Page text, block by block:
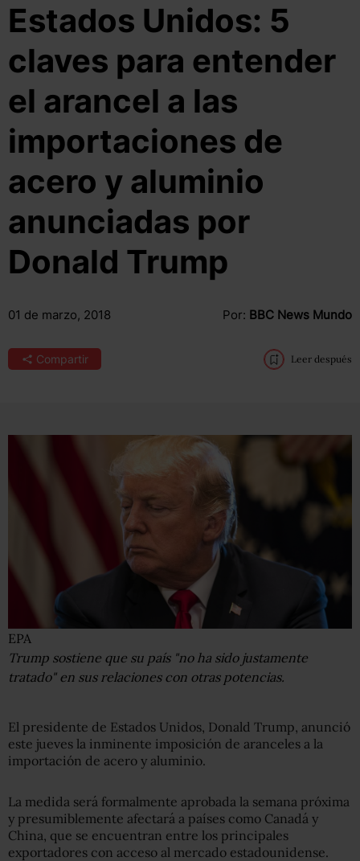
Estados Unidos: 5
claves para entender
el arancel a las
importaciones de
acero y aluminio
anunciadas por
Donald Trump
01 de marzo, 2018 Por: BBC News Mundo
Compartir Leer después
EPA
Trump sostiene que su país "no ha sido justamente
tratado" en sus relaciones con otras potencias.
El presidente de Estados Unidos, Donald Trump, anunció
este jueves la inminente imposición de aranceles a la
importación de acero y aluminio.
La medida será formalmente aprobada la semana próxima
y presumiblemente afectará a países como Canadá y
China, que se encuentran entre los principales
exportadores con acceso al mercado estadounidense.